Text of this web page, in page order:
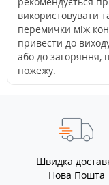
використовувати
перемички між
привести до
або до
пожежу.
Швидка
Нова Пошта